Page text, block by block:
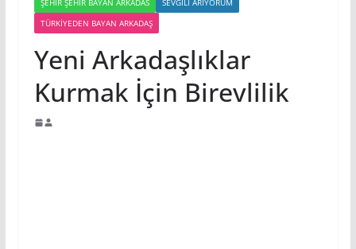
TÜRKIYEDEN BAYAN ARKADAŞ
Yeni Arkadaşlıklar
Kurmak İçin Birevlilik